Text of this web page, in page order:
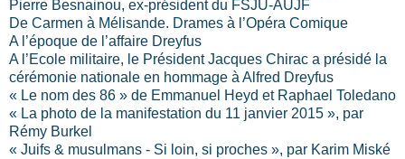
Pierre Besnainou, ex-président du FSJU-AUJF
De Carmen à Mélisande. Drames à l’Opéra Comique
A l’époque de l’affaire Dreyfus
A l’Ecole militaire, le Président Jacques Chirac a présidé la
cérémonie nationale en hommage à Alfred Dreyfus
« Le nom des 86 » de Emmanuel Heyd et Raphael Toledano
« La photo de la manifestation du 11 janvier 2015 », par
Rémy Burkel
« Juifs & musulmans - Si loin, si proches », par Karim Miské